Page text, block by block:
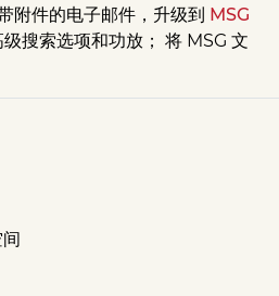
附件的电子邮件，升级到 MSG
级搜索选项和功放； 将 MSG 文